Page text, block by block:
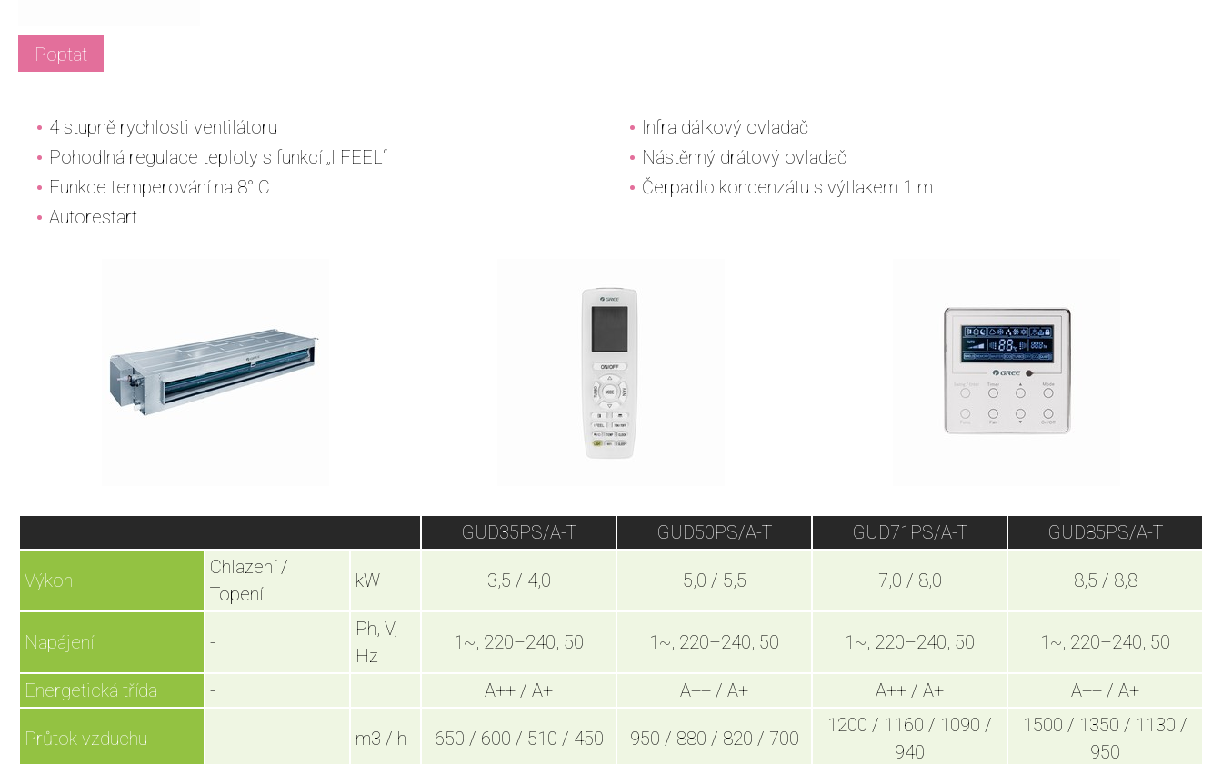
Poptat
4 stupně rychlosti ventilátoru
Pohodlná regulace teploty s funkcí „I FEEL“
Funkce temperování na 8° C
Autorestart
Infra dálkový ovladač
Nástěnný drátový ovladač
Čerpadlo kondenzátu s výtlakem 1 m
GUD35PS/A-T GUD50PS/A-T GUD71PS/A-T GUD85PS/A-T
Výkon
Chlazení /
Topení
kW 3,5 / 4,0 5,0 / 5,5 7,0 / 8,0 8,5 / 8,8
Napájení -
Ph, V,
Hz
1~, 220–240, 50 1~, 220–240, 50 1~, 220–240, 50 1~, 220–240, 50
Energetická třída - A++ / A+ A++ / A+ A++ / A+ A++ / A+
Průtok vzduchu - m3 / h 650 / 600 / 510 / 450 950 / 880 / 820 / 700
1200 / 1160 / 1090 /
940
1500 / 1350 / 1130 /
950